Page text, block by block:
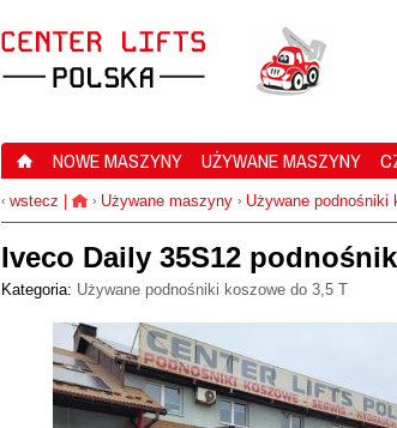
NOWE MASZYNY UŻYWANE MASZYNY
‹ wstecz › Używane maszyny › Używane podnośniki
Iveco Daily 35S12
Kategoria: Używane podnośniki koszowe do 3,5 T